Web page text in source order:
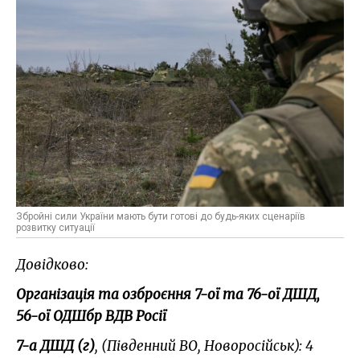
Збройні сили України мають бути готові до будь-яких сценаріїв
розвитку ситуації
Довідково:
Організація та озброєння 7-ої та 76-ої ДШД,
56-ої ОДШбр ВДВ Росії
7-а ДШД (г), (Південний ВО, Новоросійськ): 4